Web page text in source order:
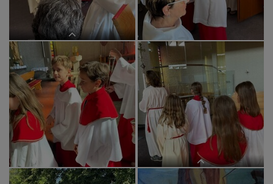
Die Kinder gestalten das Blumenbild.
in der Sakristei